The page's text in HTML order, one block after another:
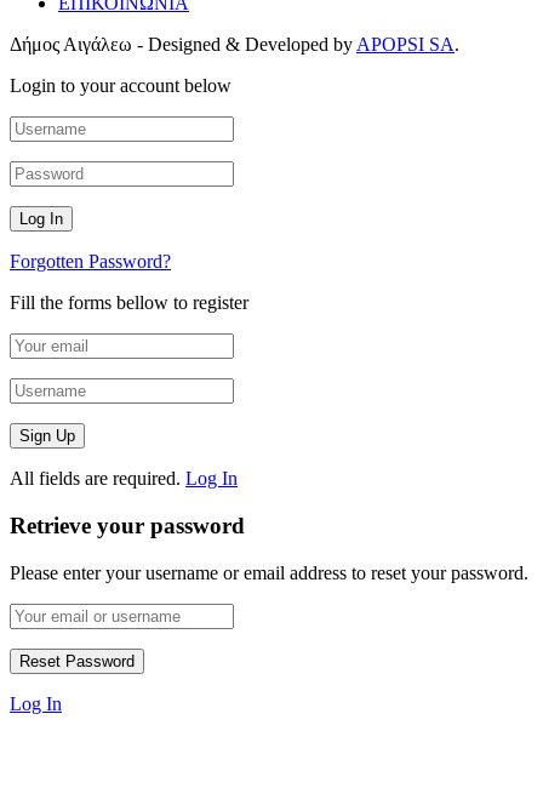
Δήμος Αιγάλεω - Designed & Developed by APOPSI SA.
Login to your account below
Forgotten Password?
Fill the forms bellow to register
All fields are required. Log In
Retrieve your password
Please enter your username or email address to reset your password.
Log In